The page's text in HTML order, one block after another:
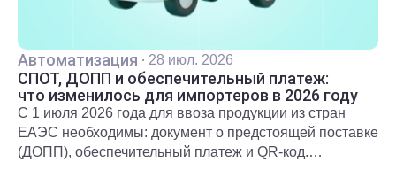
Автоматизация · 28 июл. 2026
СПОТ, ДОПП и обеспечительный платеж:
что изменилось для импортеров в 2026 году
С 1 июля 2026 года для ввоза продукции из стран
ЕАЭС необходимы: документ о предстоящей поставке
(ДОПП), обеспечительный платеж и QR-код.